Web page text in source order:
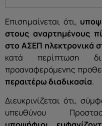
Επισημαίνεται ότι,
στους αναρτημένους
στο ΑΣΕΠ ηλεκτρονικά
κατά περίπτωση
προαναφερόμενης
περαιτέρω διαδικασία.
Διευκρινίζεται ότι,
υπευθύνου